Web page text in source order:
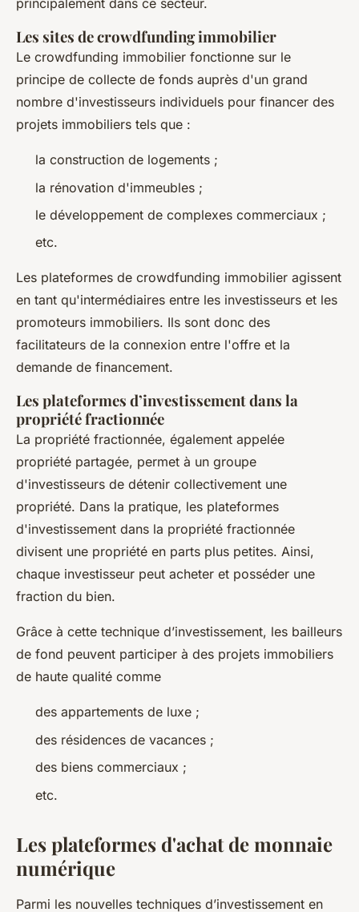
principalement dans ce secteur.
Les sites de crowdfunding immobilier
Le crowdfunding immobilier fonctionne sur le
principe de collecte de fonds auprès d'un grand
nombre d'investisseurs individuels pour financer des
projets immobiliers tels que :
la construction de logements ;
la rénovation d'immeubles ;
le développement de complexes commerciaux ;
etc.
Les plateformes de crowdfunding immobilier agissent
en tant qu'intermédiaires entre les investisseurs et les
promoteurs immobiliers. Ils sont donc des
facilitateurs de la connexion entre l'offre et la
demande de financement.
Les plateformes d’investissement dans la
propriété fractionnée
La propriété fractionnée, également appelée
propriété partagée, permet à un groupe
d'investisseurs de détenir collectivement une
propriété. Dans la pratique, les plateformes
d'investissement dans la propriété fractionnée
divisent une propriété en parts plus petites. Ainsi,
chaque investisseur peut acheter et posséder une
fraction du bien.
Grâce à cette technique d’investissement, les bailleurs
de fond peuvent participer à des projets immobiliers
de haute qualité comme
des appartements de luxe ;
des résidences de vacances ;
des biens commerciaux ;
etc.
Les plateformes d'achat de monnaie
numérique
Parmi les nouvelles techniques d’investissement en